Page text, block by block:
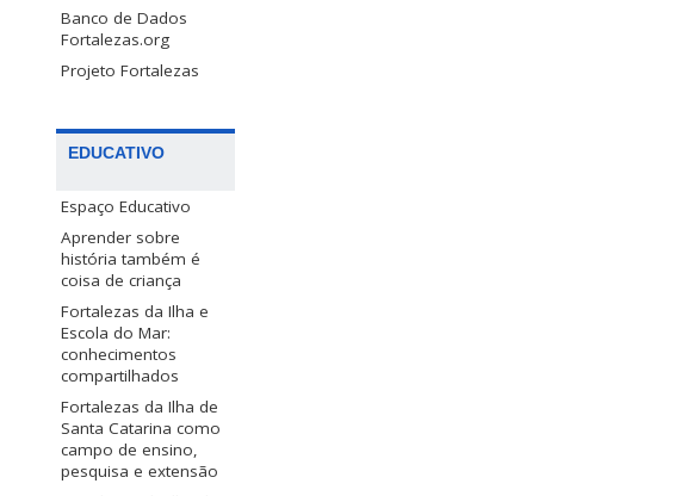
Banco de Dados
Fortalezas.org
Projeto Fortalezas
EDUCATIVO
Espaço Educativo
Aprender sobre
história também é
coisa de criança
Fortalezas da Ilha e
Escola do Mar:
conhecimentos
compartilhados
Fortalezas da Ilha de
Santa Catarina como
campo de ensino,
pesquisa e extensão